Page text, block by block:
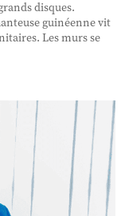
disques.
guinéenne vit
Les murs se